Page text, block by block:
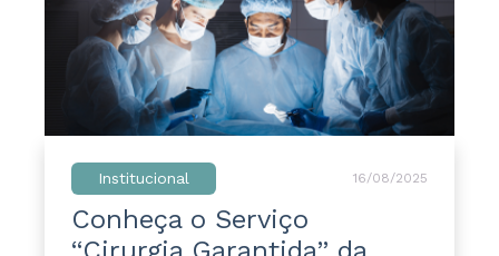
Institucional 16/08/2025
Conheça o Serviço